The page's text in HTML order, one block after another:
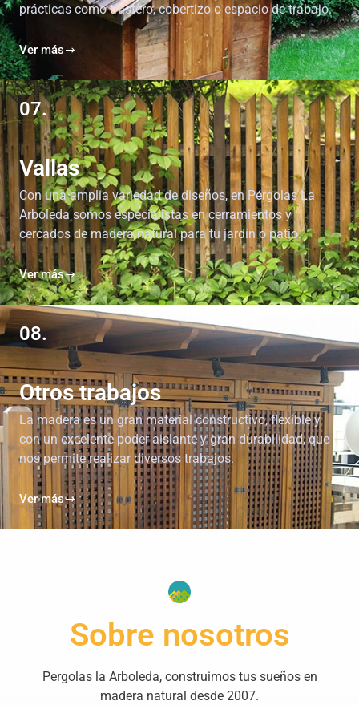
prácticas como trastero, cobertizo o espacio de trabajo.
Ver más
07.
Vallas
Con una amplia variedad de diseños, en Pérgolas La
Arboleda somos especialistas en cerramientos y
cercados de madera natural para tu jardín o patio.
Ver más
08.
Otros trabajos
La madera es un gran material constructivo, flexible y
con un excelente poder aislante y gran durabilidad, que
nos permite realizar diversos trabajos.
Ver más
Sobre nosotros
Pergolas la Arboleda, construimos tus sueños en
madera natural desde 2007.